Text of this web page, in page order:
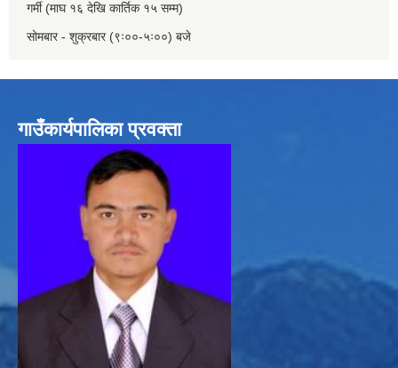
गर्मी (माघ १६ देखि कार्तिक १५ सम्म)
सोमबार - शुक्रबार (९ः००-५ः००) बजे
गाउँकार्यपालिका प्रवक्ता